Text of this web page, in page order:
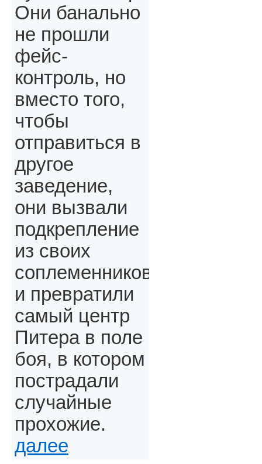
Они банально
не прошли
фейс-
контроль, но
вместо того,
чтобы
отправиться в
другое
заведение,
они вызвали
подкрепление
из своих
соплеменников
и превратили
самый центр
Питера в поле
боя, в котором
пострадали
случайные
прохожие.
далее